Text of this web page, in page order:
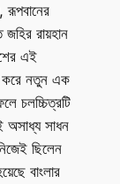
রায়হান
এই
করে নতুন এক
চলচ্চিত্রটি
সাধন
ছিলেন
বাংলার